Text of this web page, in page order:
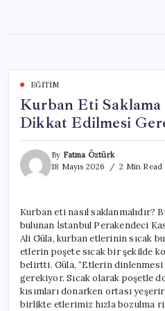
content
EĞITIM
Kurban Eti
Dikkat Edilmesi
By Fatma Öztürk
18 Mayıs 2026
2 Min Read
Kurban eti nasıl saklanmalıdır?
bulunan İstanbul Perakendeci
Ali Güla, kurban etlerinin sıcak
etlerin poşete sıcak bir şekilde
belirtti. Güla, “Etlerin
gerekiyor. Sıcak olarak poşetle
kısımları donarken ortası
birlikte etlerimiz hızla bozulma